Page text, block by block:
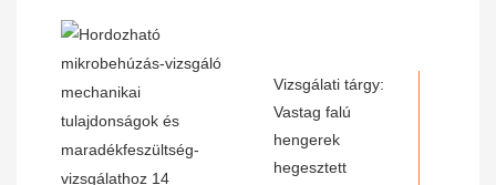
Vizsgálati tárgy:
Vastag falú
hengerek
hegesztett